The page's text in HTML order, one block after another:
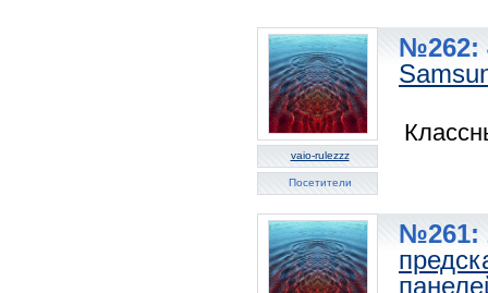
vaio-rulezzz
Посетители
№262:
№261: